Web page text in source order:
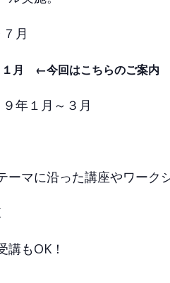
月
１月 ←今回はこちらのご案内
年１月～３月
ーマに沿った講座やワーク
講もOK！